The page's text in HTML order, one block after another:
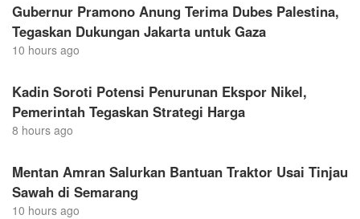
Gubernur Pramono Anung Terima Dubes Palestina,
Tegaskan Dukungan Jakarta untuk Gaza
10 hours ago
Kadin Soroti Potensi Penurunan Ekspor Nikel,
Pemerintah Tegaskan Strategi Harga
8 hours ago
Mentan Amran Salurkan Bantuan Traktor Usai Tinjau
Sawah di Semarang
10 hours ago